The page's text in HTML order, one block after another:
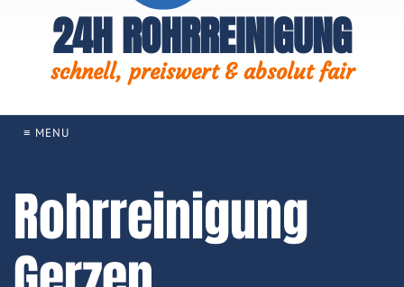
24H ROHRREINIGUNG
schnell, preiswert & absolut fair
≡ MENU
Rohrreinigung